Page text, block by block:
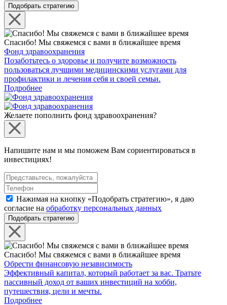
Подобрать стратегию
Спасибо! Мы свяжемся с вами в ближайшее время
Фонд здравоохранения
Позаботьтесь о здоровье и получите возможность
пользоваться лучшими медицинскими услугами для
профилактики и лечения себя и своей семьи.
Подробнее
Желаете пополнить фонд здравоохранения?
Напишите нам и мы поможем Вам сориентироваться в
инвестициях!
Нажимая на кнопку «Подобрать стратегию», я даю
согласие на обработку персональных данных
Подобрать стратегию
Спасибо! Мы свяжемся с вами в ближайшее время
Обрести финансовую независимость
Эффективный капитал, который работает за вас. Тратьте
пассивный доход от ваших инвестиций на хобби,
путешествия, цели и мечты.
Подробнее